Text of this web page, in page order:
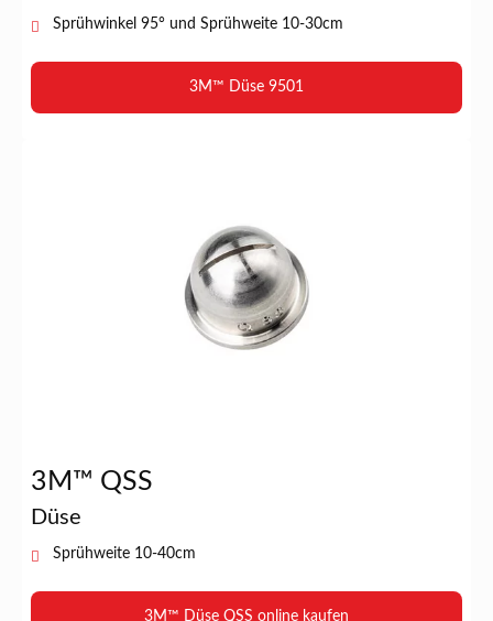
Sprühwinkel 95° und Sprühweite 10-30cm
3M™ Düse 9501
3M™ QSS
Düse
Sprühweite 10-40cm
3M™ Düse QSS online kaufen